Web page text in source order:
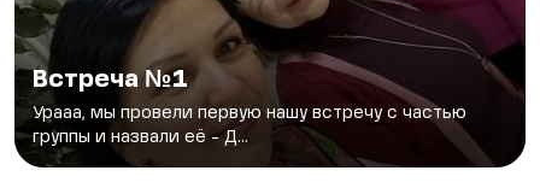
Встреча №1
Урааа, мы провели первую нашу встречу с частью
группы и назвали её - Д...